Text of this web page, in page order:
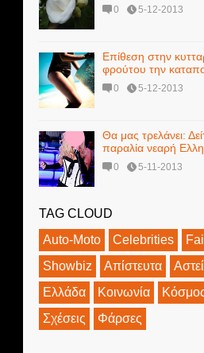
0 5-12-2013
Επίθεση στην
φρούτου την
0 5-12-2013
Θα μας τρελάνει:
παραλία νεαρή
0 5-11-2013
TAG CLOUD
Auto-Moto
Celebrities Fail
Showbiz
Απίστευτα
Ελλάδα
Κοινωνία
Σχέσεις
Φάρσες